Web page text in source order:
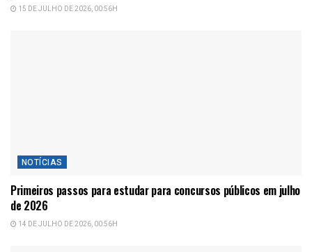
15 DE JULHO DE 2026, 00:56H
NOTÍCIAS
Primeiros passos para estudar para concursos públicos em julho
de 2026
14 DE JULHO DE 2026, 00:56H